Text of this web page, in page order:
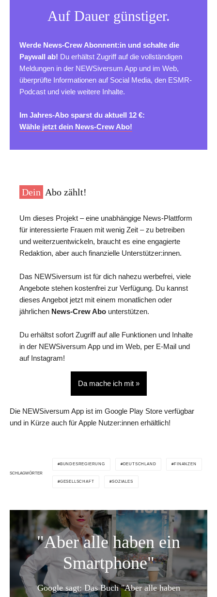
Auf Dauer günstiger.
Werde News-Crew Abonnent:in und schalte die
Paywall ab! Du erhältst Zugriff auf die vollständigen
Meldungen in der NEWSiversum App und im Web,
überprüfte Informationen auf Social Media, den ESMR-
Podcast und viele weitere Inhalte.
Im Jahres-Abo sparst du aktuell 12 €:
Wähle jetzt dein News-Crew Abo!
Dein Abo zählt!
Um dieses Projekt – eine unabhängige News-Plattform
für interessierte Frauen mit wenig Zeit – zu betreiben
und weiterzuentwickeln, braucht es eine engagierte
Redaktion, aber auch finanzielle Unterstützer:innen.
Das NEWSiversum ist für dich nahezu werbefrei, viele
Angebote stehen kostenfrei zur Verfügung. Du kannst
dieses Angebot jetzt mit einem monatlichen oder
jährlichen News-Crew Abo unterstützen.
Du erhältst sofort Zugriff auf alle Funktionen und Inhalte
in der NEWSiversum App und im Web, per E-Mail und
auf Instagram!
Da mache ich mit »
Die NEWSiversum App ist im Google Play Store verfügbar
und in Kürze auch für Apple Nutzer:innen erhältlich!
SCHLAGWÖRTER
BUNDESREGIERUNG DEUTSCHLAND FINANZEN
GESELLSCHAFT SOZIALES
"Aber alle haben ein
Smartphone"
Google sagt: Das Buch "Aber alle haben